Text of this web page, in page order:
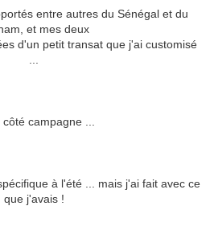
entre autres du Sénégal et du
et mes deux
d'un petit transat que j'ai customisé
campagne ...
à l'été ... mais j'ai fait avec ce
que j'avais !